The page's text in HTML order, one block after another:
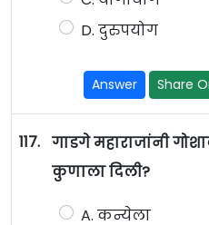
D. दुरुपयोग
Answer Share
117. गाडगे महाराजांनी
कुणाला दिली?
A. कन्येला